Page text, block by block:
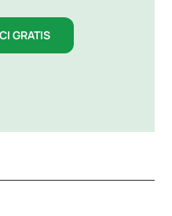
GRATIS